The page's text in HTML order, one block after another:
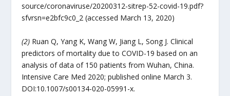
source/coronaviruse/20200312-sitrep-52-covid-19.pdf?
sfvrsn=e2bfc9c0_2 (accessed March 13, 2020)
(2) Ruan Q, Yang K, Wang W, Jiang L, Song J. Clinical
predictors of mortality due to COVID-19 based on an
analysis of data of 150 patients from Wuhan, China.
Intensive Care Med 2020; published online March 3.
DOI:10.1007/s00134-020-05991-x.